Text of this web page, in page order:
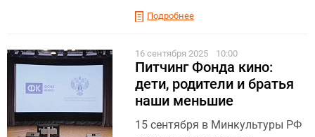
Подробнее
16 сентября 2025 10:00
Питчинг Фонда кино:
дети, родители и братья
наши меньшие
15 сентября в Минкультуры РФ